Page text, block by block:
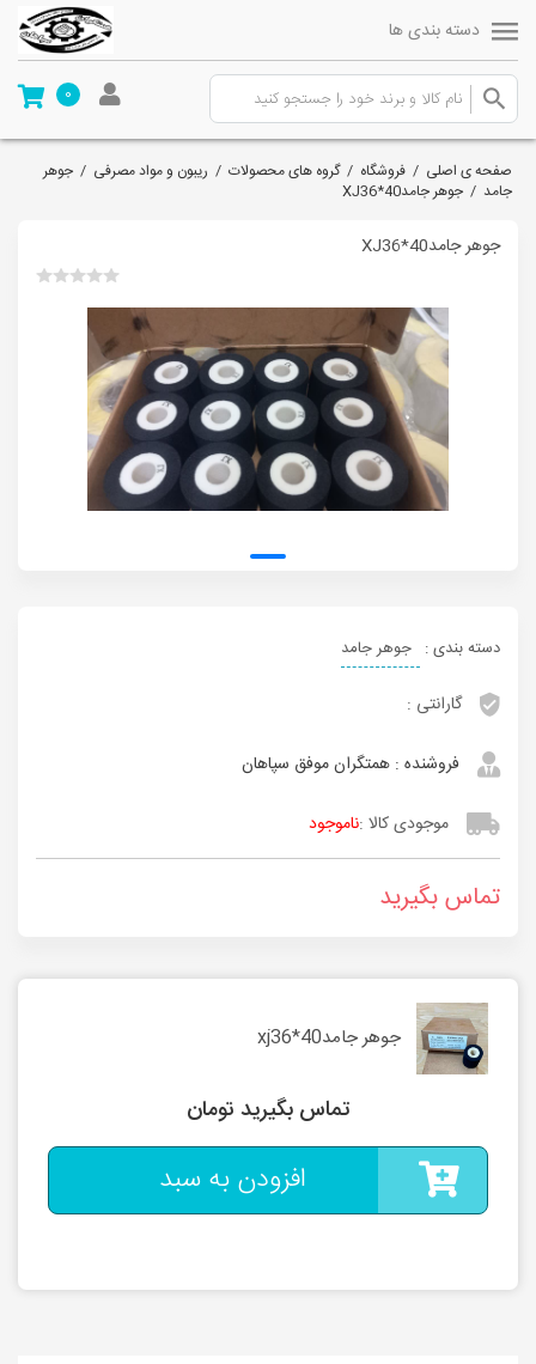
دسته بندی ها
0
صفحه ی اصلی / فروشگاه /گروه های محصولات / ریبون و مواد مصرفی / جوهر
جامد / جوهر جامدXJ36*40
جوهر جامدXJ36*40
دسته بندی : جوهر جامد
گارانتی :
فروشنده : همتگران موفق سپاهان
موجودی کالا :ناموجود
تماس بگیرید
جوهر جامدxj36*40
تماس بگیرید تومان
افزودن به سبد